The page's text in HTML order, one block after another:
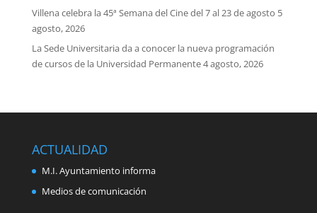
Villena celebra la 45ª Semana del Cine del 7 al 23 de agosto 5
agosto, 2026
La Sede Universitaria da a conocer la nueva programación
de cursos de la Universidad Permanente4 agosto, 2026
ACTUALIDAD
M.I. Ayuntamiento informa
Medios de comunicación